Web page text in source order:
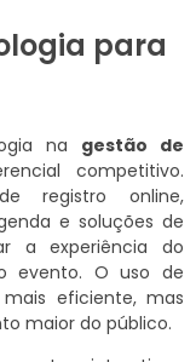
para
na gestão de
competitivo.
registro online,
e soluções de
a experiência do
evento. O uso de
eficiente, mas
maior do público.